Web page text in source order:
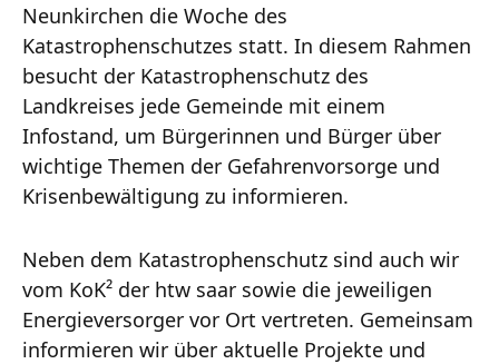
Neunkirchen die Woche des
Katastrophenschutzes statt. In diesem Rahmen
besucht der Katastrophenschutz des
Landkreises jede Gemeinde mit einem
Infostand, um Bürgerinnen und Bürger über
wichtige Themen der Gefahrenvorsorge und
Krisenbewältigung zu informieren.
Neben dem Katastrophenschutz sind auch wir
vom KoK² der htw saar sowie die jeweiligen
Energieversorger vor Ort vertreten. Gemeinsam
informieren wir über aktuelle Projekte und